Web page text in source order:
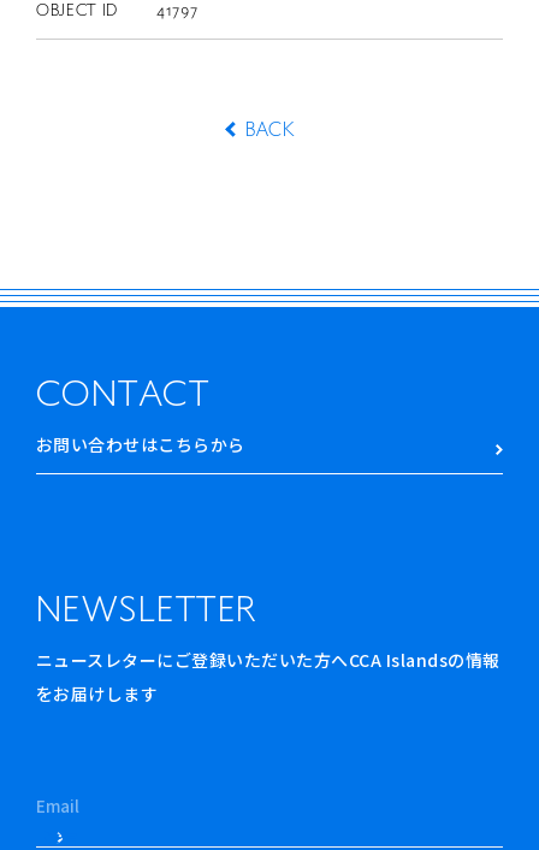
OBJECT ID 41797
BACK
CONTACT
お問い合わせはこちらから
NEWSLETTER
ニュースレターにご登録いただいた方へCCA Islandsの情報
をお届けします